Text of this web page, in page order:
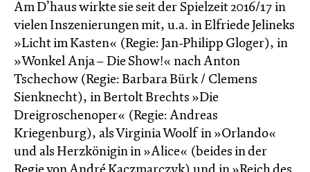
Am D’haus wirkte sie seit der Spielzeit 2016/17 in
vielen Inszenierungen mit, u.a. in Elfriede Jelineks
»Licht im Kasten« (Regie: Jan-Philipp Gloger), in
»Wonkel Anja – Die Show!« nach Anton
Tschechow (Regie: Barbara Bürk / Clemens
Sienknecht), in Bertolt Brechts »Die
Dreigroschenoper« (Regie: Andreas
Kriegenburg), als Virginia Woolf in »Orlando«
und als Herzkönigin in »Alice« (beides in der